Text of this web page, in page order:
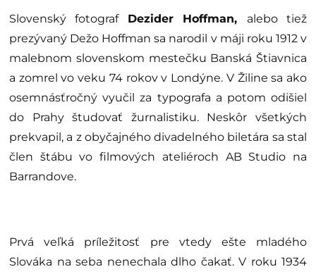
Slovenský fotograf Dezider Hoffman, alebo tiež
prezývaný Dežo Hoffman sa narodil v máji roku 1912 v
malebnom slovenskom mestečku Banská Štiavnica
a zomrel vo veku 74 rokov v Londýne. V Žiline sa ako
osemnásťročný vyučil za typografa a potom odišiel
do Prahy študovať žurnalistiku. Neskôr všetkých
prekvapil, a z obyčajného divadelného biletára sa stal
člen štábu vo filmových ateliéroch AB Studio na
Barrandove.
Prvá veľká príležitosť pre vtedy ešte mladého
Slováka na seba nenechala dlho čakať. V roku 1934